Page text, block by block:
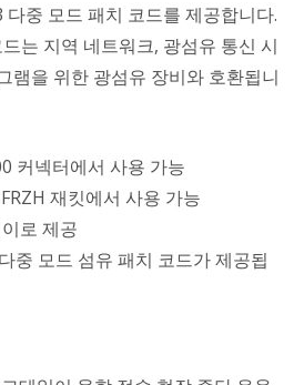
중 모드 패치 코드를 제공합니다.
는 지역 네트워크, 광섬유 통신 시
램을 위한 광섬유 장비와 호환됩니
커넥터에서 사용 가능
재킷에서 사용 가능
로 제공
중 모드 섬유 패치 코드가 제공됩